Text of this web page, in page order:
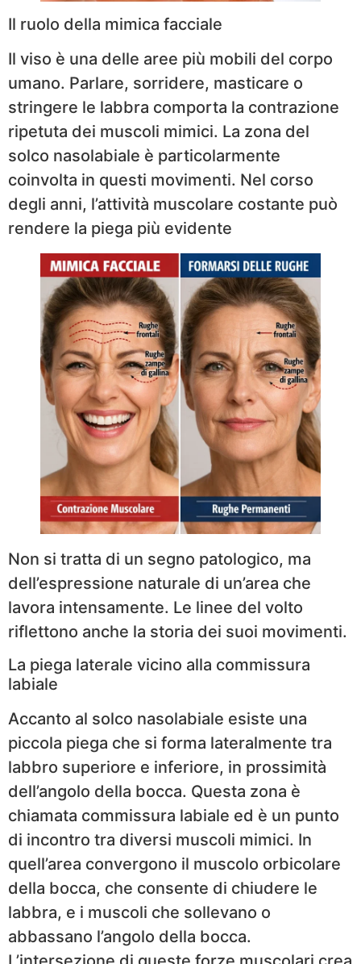
Il ruolo della mimica facciale
Il viso è una delle aree più mobili del corpo
umano. Parlare, sorridere, masticare o
stringere le labbra comporta la contrazione
ripetuta dei muscoli mimici. La zona del
solco nasolabiale è particolarmente
coinvolta in questi movimenti. Nel corso
degli anni, l’attività muscolare costante può
rendere la piega più evidente
Non si tratta di un segno patologico, ma
dell’espressione naturale di un’area che
lavora intensamente. Le linee del volto
riflettono anche la storia dei suoi movimenti.
La piega laterale vicino alla commissura
labiale
Accanto al solco nasolabiale esiste una
piccola piega che si forma lateralmente tra
labbro superiore e inferiore, in prossimità
dell’angolo della bocca. Questa zona è
chiamata commissura labiale ed è un punto
di incontro tra diversi muscoli mimici. In
quell’area convergono il muscolo orbicolare
della bocca, che consente di chiudere le
labbra, e i muscoli che sollevano o
abbassano l’angolo della bocca.